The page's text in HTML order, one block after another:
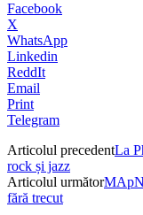
Facebook
X
WhatsApp
Linkedin
ReddIt
Email
Print
Telegram
Articolul precedentLa
rock și jazz
Articolul următor
fără trecut